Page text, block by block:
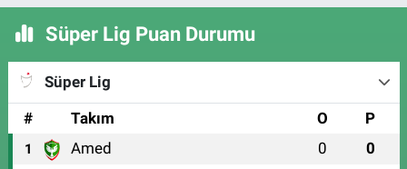
Süper Lig Puan Durumu
Süper Lig
#
Takım O P
1 Amed 0 0